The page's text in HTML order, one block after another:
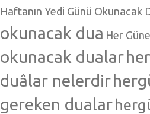
Haftanın Yedi Günü Okunacak
okunacak dua Her
okunacak dualar
duâlar nelerdir
gereken dualar